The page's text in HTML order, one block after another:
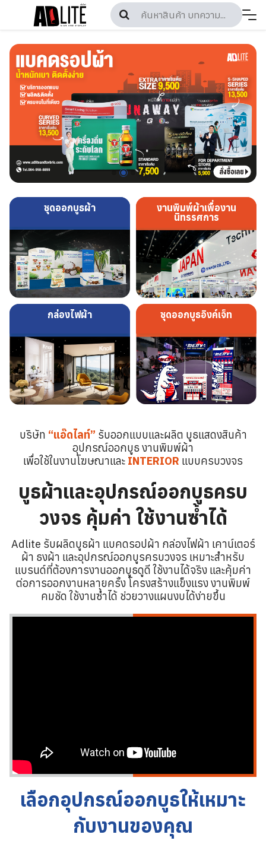
content
ชุดออกบูธผ้า
งานพิมพ์ผ้าเพื่องาน
นิทรรศการ
กล่องไฟผ้า ชุดออกบูธอิงค์เจ็ท
บริษัท “แอ๊ดไลท์” รับออกแบบและผลิต บูธแสดงสินค้า
อุปกรณ์ออกบูธ งานพิมพ์ผ้า
เพื่อใช้ในงานโฆษณาและ INTERIOR แบบครบวงจร
บูธผ้าและอุปกรณ์ออกบูธครบ
วงจร คุ้มค่า ใช้งานซ้ำได้
Adlite รับผลิดบูธผ้า แบคดรอปผ้า กล่องไฟผ้า เคาน์เตอร์
ผ้า ธงผ้า และอุปกรณ์ออกบูรครบวงจร เหมาะสำหรับ
แบรนด์ที่ต้องการงานออกบูธดูดี ใช้งานได้จริง และคุ้มค่า
ต่อการออกงานหลายครั้ง โครงสร้างแข็งแรง งานพิมพ์
คมชัด ใช้งานซ้ำได้ ช่วยวางแผนงบได้ง่ายขึ้น
เลือกอุปกรณ์ออกบูธให้เหมาะ
กับงานของคุณ